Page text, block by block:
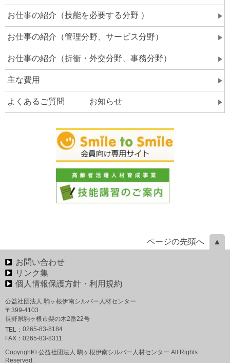
お仕事の紹介（技能を必要する分野 ）
お仕事の紹介（管理分野、サービス分野）
お仕事の紹介（折衝・外交分野、事務分野）
主な費用
よくあるご質問 お知らせ
ページの先頭へ
お問い合わせ
リンク集
個人情報保護方針・利用規約
公益社団法人 駒ヶ根伊南シルバー人材センター
〒399-4103
長野県駒ヶ根市梨の木2番22号
TEL： 0265-83-8184
FAX： 0265-83-8311
Copyright© 公益社団法人 駒ヶ根伊南シルバー人材センター All Rights
Reserved.